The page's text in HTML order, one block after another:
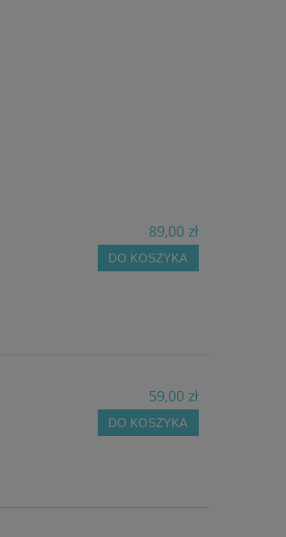
89,00 zł
DO KOSZYKA
59,00 zł
DO KOSZYKA